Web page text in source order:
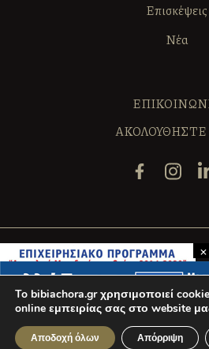
Επισκέψεις
Νέα
Πολιτική Cookies Όροι Χρήσης
ΑΡ. Γ.Ε.ΜΗ.
All rights
To bibiachora.gr χρησιμοποιεί
online εμπειρίας σας στο website
Αποδοχή όλων Απόρριψη
×